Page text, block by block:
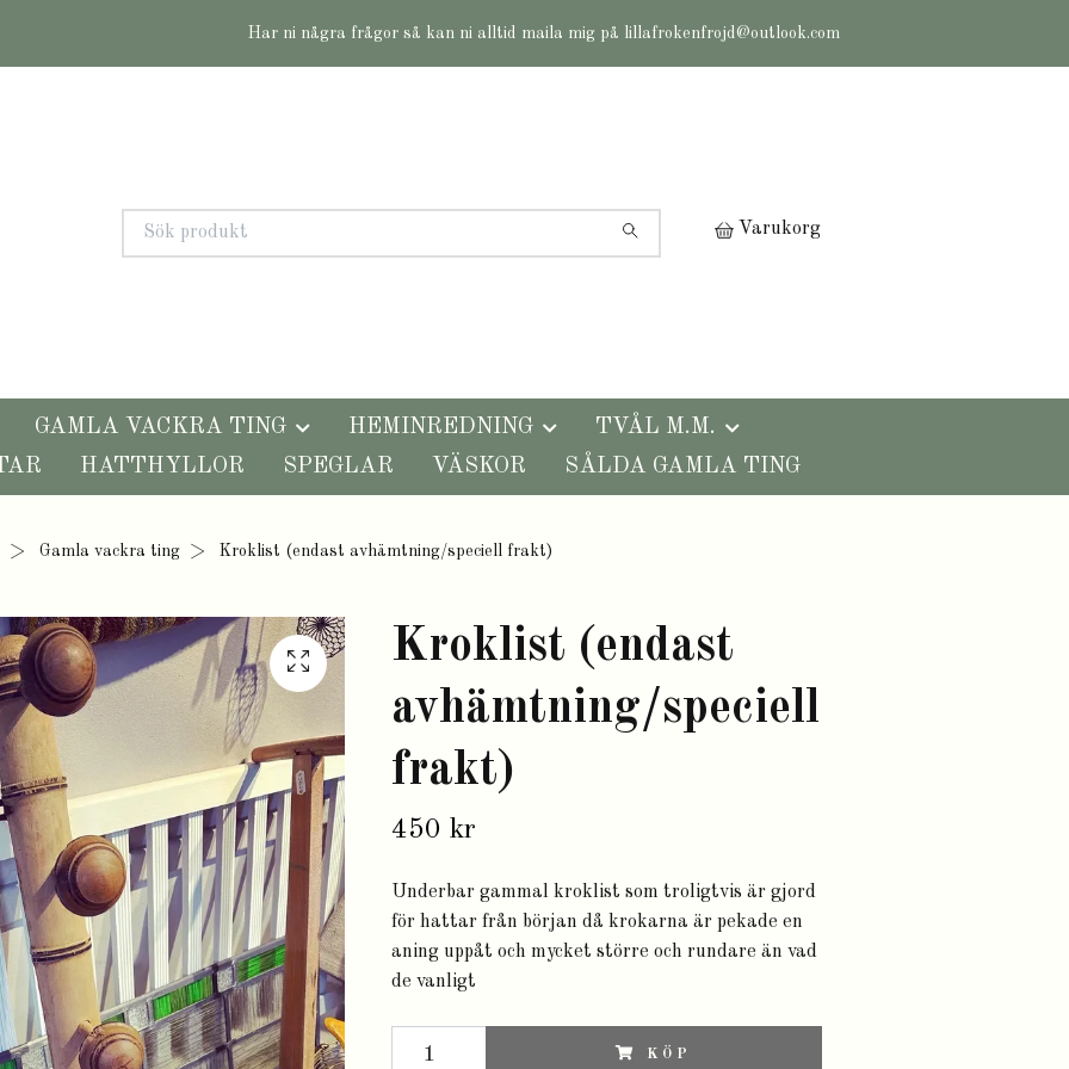
Har ni några frågor så kan ni alltid maila mig på lillafrokenfrojd@outlook.com
Varukorg
GAMLA VACKRA TING HEMINREDNING
TVÅL M.M.
HATTHYLLOR SPEGLAR VÄSKOR SÅLDA GAMLA TING
Gamla vackra ting Kroklist (endast avhämtning/speciell frakt)
Kroklist (endast
avhämtning/speciell
frakt)
450 kr
Underbar gammal kroklist som troligtvis är gjord
för hattar från början då krokarna är pekade en
aning uppåt och mycket större och rundare än vad
de vanligt
KÖP